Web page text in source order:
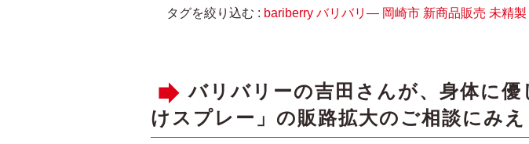
タグを絞り込む : bariberry バリバリ― 岡崎市 新商品販売 未精製
バリバリーの吉田さんが、身体に優
けスプレー」の販路拡大のご相談にみ